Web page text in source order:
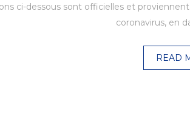
ci-dessous sont officielles et
coronavirus, en
READ